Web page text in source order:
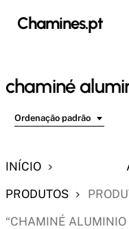
Chamines.pt
chaminé
Ordenação padrão
INÍCIO
PRODUTOS
“CHAMINÉ ALUMINIO